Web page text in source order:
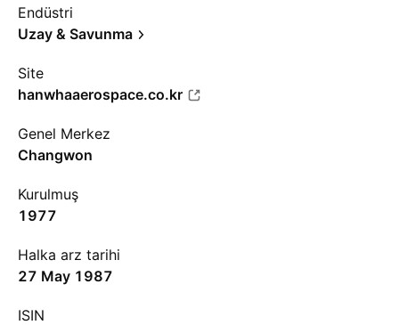
Endüstri
Uzay & Savunma
Site
hanwhaaerospace.co.kr
Genel Merkez
Changwon
Kurulmuş
1977
Halka arz tarihi
27 May 1987
ISIN